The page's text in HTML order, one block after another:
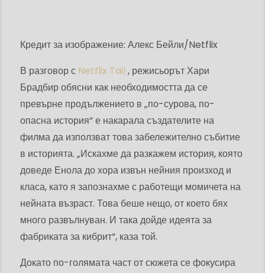
Кредит за изображение: Алекс Бейли/Netflix
В разговор с Netflix Tail , режисьорът Хари
Брадбир обясни как необходимостта да се
превърне продължението в „по-сурова, по-
опасна история“ е накарала създателите на
филма да използват това забележително събитие
в историята. „Искахме да разкажем история, която
доведе Енола до хора извън нейния произход и
класа, като я запознахме с работещи момичета на
нейната възраст. Това беше нещо, от което бях
много развълнуван. И така дойде идеята за
фабриката за кибрит“, каза той.
Докато по-голямата част от сюжета се фокусира